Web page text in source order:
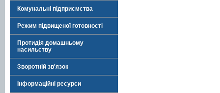
Комунальні підприємства
Режим підвищеної готовності
Протидія домашньому
насильству
Зворотній зв'язок
Інформаційні ресурси